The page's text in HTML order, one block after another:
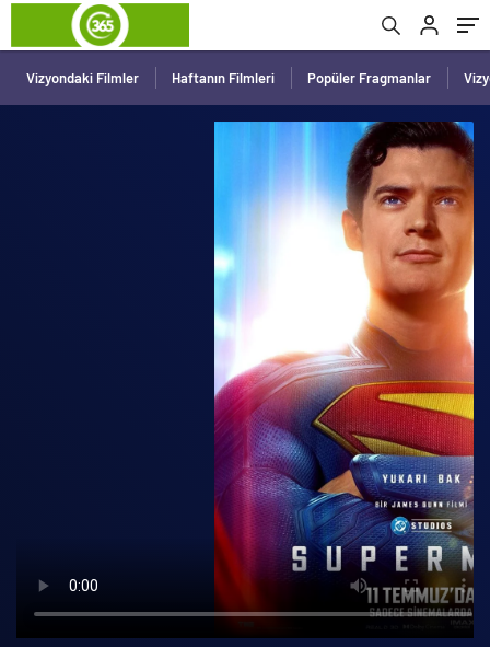
Vizyondaki Filmler Haftanın Filmleri Popüler Fragmanlar